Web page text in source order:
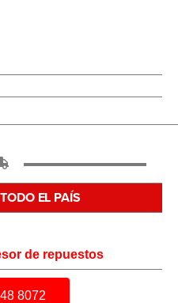
EL PAÍS
de repuestos
8072